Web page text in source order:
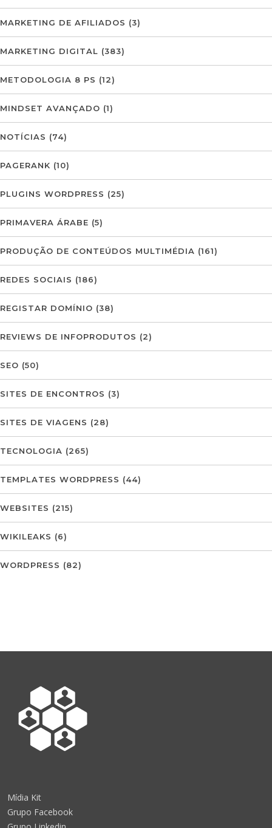
MARKETING DE AFILIADOS (3)
MARKETING DIGITAL (383)
METODOLOGIA 8 PS (12)
MINDSET AVANÇADO (1)
NOTÍCIAS (74)
PAGERANK (10)
PLUGINS WORDPRESS (25)
PRIMAVERA ÁRABE (5)
PRODUÇÃO DE CONTEÚDOS MULTIMÉDIA (161)
REDES SOCIAIS (186)
REGISTAR DOMÍNIO (38)
REVIEWS DE INFOPRODUTOS (2)
SEO (50)
SITES DE ENCONTROS (3)
SITES DE VIAGENS (28)
TECNOLOGIA (265)
TEMPLATES WORDPRESS (44)
WEBSITES (215)
WIKILEAKS (6)
WORDPRESS (82)
Mídia Kit
Grupo Facebook